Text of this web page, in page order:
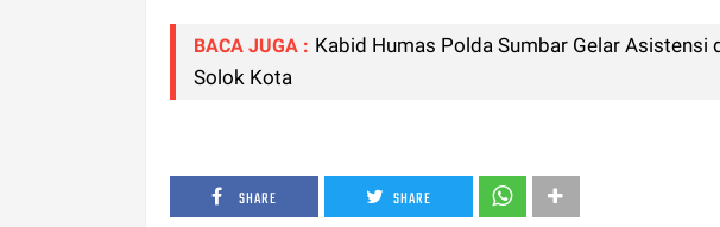
BACA JUGA : Kabid Humas Polda Sumbar Gelar
Solok Kota
SHARE SHARE